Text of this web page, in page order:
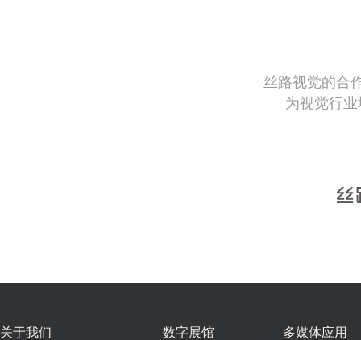
丝路视觉的合
为视觉行
关于我们 数字展馆 多媒体应用